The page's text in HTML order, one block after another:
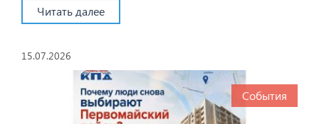
Читать далее
15.07.2026
События